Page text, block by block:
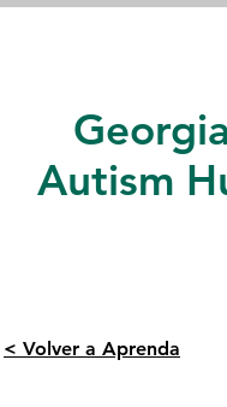
Georgia
Autism
< Volver a Aprenda